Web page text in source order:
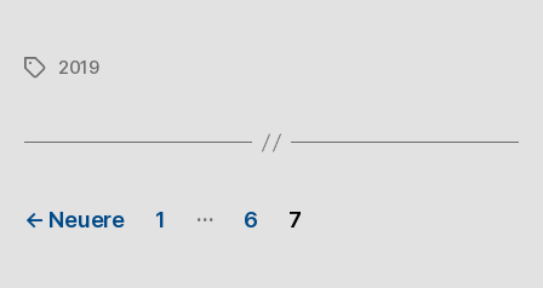
2019
← Neuere 1 … 6 7